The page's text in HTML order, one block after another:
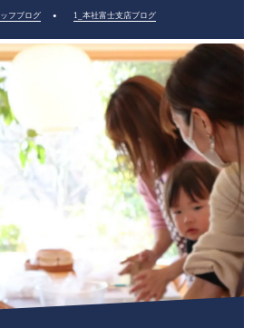
フブログ 1_本社富士支店ブログ